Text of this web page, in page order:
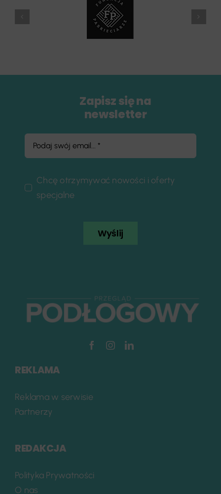
Zapisz się na
newsletter
Chcę otrzymywać nowości i oferty
specjalne
Wyślij
REKLAMA
Reklama w serwisie
Partnerzy
REDAKCJA
Polityka Prywatności
O nas